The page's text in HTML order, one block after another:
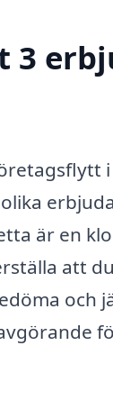
3
är en
att
och